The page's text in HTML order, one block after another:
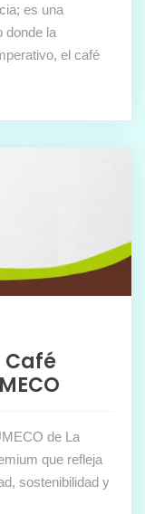
es una
donde la
el café
Café
de La
que refleja
sostenibilidad y